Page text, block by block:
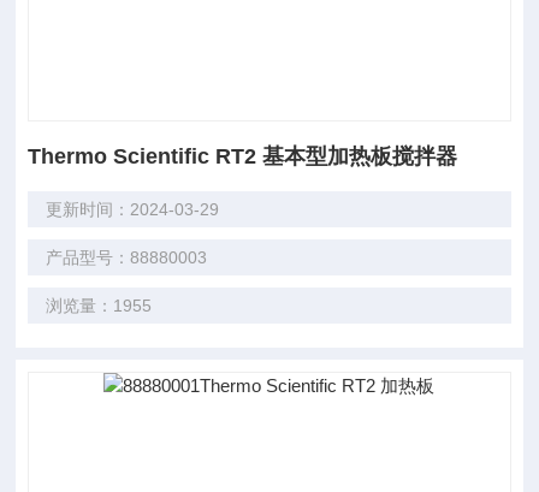
Thermo Scientific RT2 基本型加热板搅拌器
更新时间：2024-03-29
产品型号：88880003
浏览量：1955